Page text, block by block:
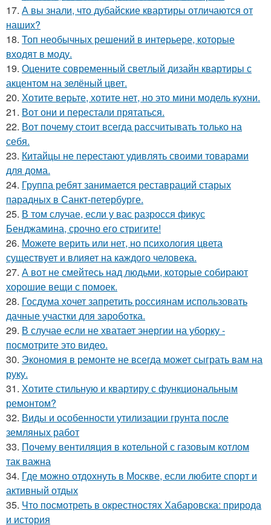
17. А вы знали, что дубайские квартиры отличаются от
наших?
18. Топ необычных решений в интерьере, которые
входят в моду.
19. Оцените современный светлый дизайн квартиры с
акцентом на зелёный цвет.
20. Хотите верьте, хотите нет, но это мини модель кухни.
21. Вот они и перестали прятаться.
22. Вот почему стоит всегда рассчитывать только на
себя.
23. Китайцы не перестают удивлять своими товарами
для дома.
24. Группа ребят занимается реставраций старых
парадных в Санкт-петербурге.
25. В том случае, если у вас разросся фикус
Бенджамина, срочно его стригите!
26. Можете верить или нет, но психология цвета
существует и влияет на каждого человека.
27. А вот не смейтесь над людьми, которые собирают
хорошие вещи с помоек.
28. Госдума хочет запретить россиянам использовать
дачные участки для зароботка.
29. В случае если не хватает энергии на уборку -
посмотрите это видео.
30. Экономия в ремонте не всегда может сыграть вам на
руку.
31. Хотите стильную и квартиру с функциональным
ремонтом?
32. Виды и особенности утилизации грунта после
земляных работ
33. Почему вентиляция в котельной с газовым котлом
так важна
34. Где можно отдохнуть в Москве, если любите спорт и
активный отдых
35. Что посмотреть в окрестностях Хабаровска: природа
и история